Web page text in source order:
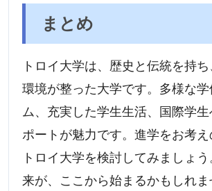
まとめ
トロイ大学は、歴史と伝統を持
環境が整った大学です。多様な学
ム、充実した学生生活、国際学
ポートが魅力です。進学をお考
トロイ大学を検討してみましょ
来が、ここから始まるかもしれま